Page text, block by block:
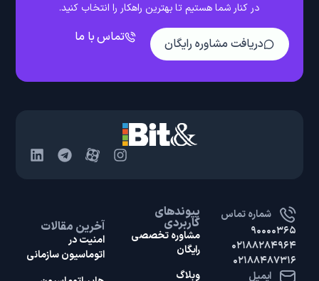
در کنار شما هستیم تا بهترین راهکار را انتخاب کنید.
دریافت مشاوره رایگان تماس با ما
شماره تماس
۹۰۰۰۰۳۶۵
۰۲۱۸۸۲۸۴۹۶۴
۰۲۱۸۸۴۸۷۳۱۶
ایمیل
پیوندهای
کاربردی
مشاوره تخصصی
رایگان
وبلاگ
آخرین مقالات
امنیت در
اتوماسیون سازمانی